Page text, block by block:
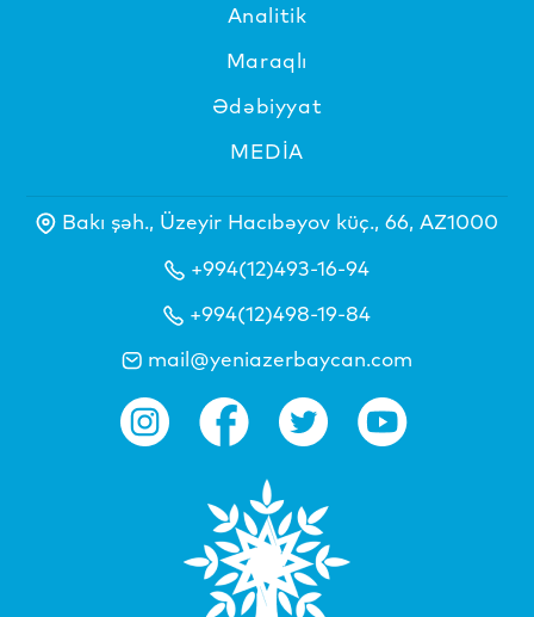
Analitik
Maraqlı
Ədəbiyyat
MEDİA
Bakı şəh., Üzeyir Hacıbəyov küç., 66, AZ1000
+994(12)493-16-94
+994(12)498-19-84
mail@yeniazerbaycan.com